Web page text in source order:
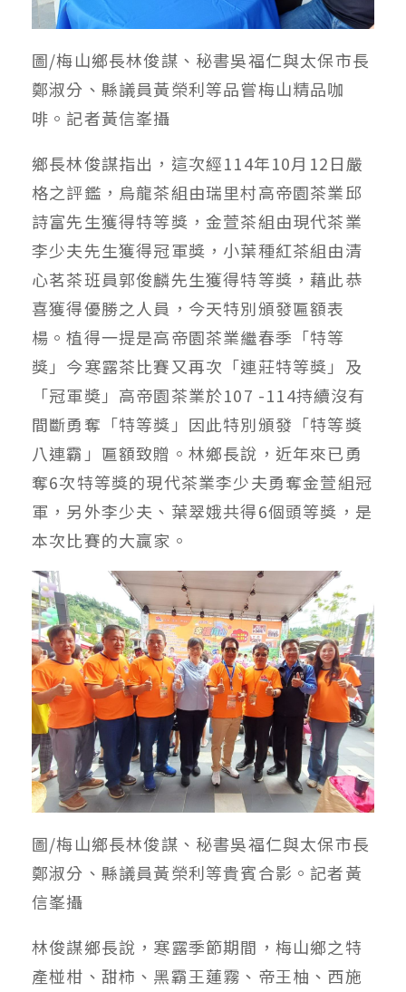
圖/梅山鄉長林俊謀、秘書吳福仁與太保市長
鄭淑分、縣議員黃榮利等品嘗梅山精品咖
啡。記者黃信峯攝
鄉長林俊謀指出，這次經114年10月12日嚴
格之評鑑，烏龍茶組由瑞里村高帝園茶業邱
詩富先生獲得特等獎，金萱茶組由現代茶業
李少夫先生獲得冠軍獎，小葉種紅茶組由清
心茗茶班員郭俊麟先生獲得特等獎，藉此恭
喜獲得優勝之人員，今天特別頒發匾額表
楊。植得一提是高帝園茶業繼春季「特等
獎」今寒露茶比賽又再次「連莊特等獎」及
「冠軍奬」高帝園茶業於107 -114持續沒有
間斷勇奪「特等獎」因此特別頒發「特等獎
八連霸」匾額致贈。林鄉長說，近年來已勇
奪6次特等獎的現代茶業李少夫勇奪金萱組冠
軍，另外李少夫、葉翠娥共得6個頭等獎，是
本次比賽的大贏家。
圖/梅山鄉長林俊謀、秘書吳福仁與太保市長
鄭淑分、縣議員黃榮利等貴賓合影。記者黃
信峯攝
林俊謀鄉長說，寒露季節期間，梅山鄉之特
產椪柑、甜柿、黑霸王蓮霧、帝王柚、西施